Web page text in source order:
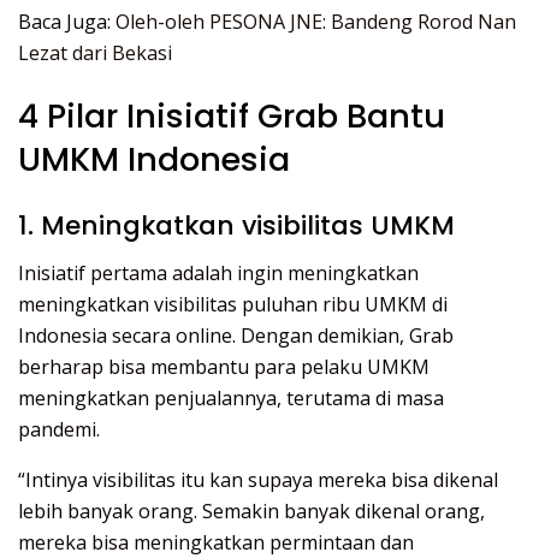
Baca Juga: Oleh-oleh PESONA JNE: Bandeng Rorod Nan
Lezat dari Bekasi
4 Pilar Inisiatif Grab Bantu
UMKM Indonesia
1. Meningkatkan visibilitas UMKM
Inisiatif pertama adalah ingin meningkatkan
meningkatkan visibilitas puluhan ribu UMKM di
Indonesia secara online. Dengan demikian, Grab
berharap bisa membantu para pelaku UMKM
meningkatkan penjualannya, terutama di masa
pandemi.
“Intinya visibilitas itu kan supaya mereka bisa dikenal
lebih banyak orang. Semakin banyak dikenal orang,
mereka bisa meningkatkan permintaan dan